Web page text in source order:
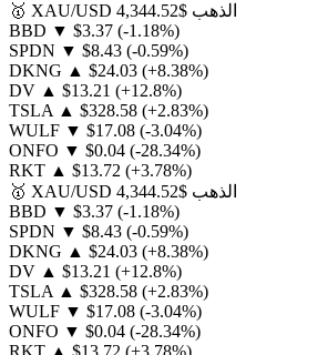
🥇 XAU/USD الذهب $4,344.52
BBD ▼ $3.37 (-1.18%)
SPDN ▼ $8.43 (-0.59%)
DKNG ▲ $24.03 (+8.38%)
DV ▲ $13.21 (+12.8%)
TSLA ▲ $328.58 (+2.83%)
WULF ▼ $17.08 (-3.04%)
ONFO ▼ $0.04 (-28.34%)
RKT ▲ $13.72 (+3.78%)
🥇 XAU/USD الذهب $4,344.52
BBD ▼ $3.37 (-1.18%)
SPDN ▼ $8.43 (-0.59%)
DKNG ▲ $24.03 (+8.38%)
DV ▲ $13.21 (+12.8%)
TSLA ▲ $328.58 (+2.83%)
WULF ▼ $17.08 (-3.04%)
ONFO ▼ $0.04 (-28.34%)
RKT ▲ $13.72 (+3.78%)